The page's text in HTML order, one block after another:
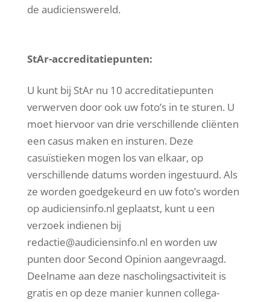
de audicienswereld.
StAr-accreditatiepunten:
U kunt bij StAr nu 10 accreditatiepunten
verwerven door ook uw foto’s in te sturen. U
moet hiervoor van drie verschillende cliënten
een casus maken en insturen. Deze
casuïstieken mogen los van elkaar, op
verschillende datums worden ingestuurd. Als
ze worden goedgekeurd en uw foto’s worden
op audiciensinfo.nl geplaatst, kunt u een
verzoek indienen bij
redactie@audiciensinfo.nl en worden uw
punten door Second Opinion aangevraagd.
Deelname aan deze nascholingsactiviteit is
gratis en op deze manier kunnen collega-